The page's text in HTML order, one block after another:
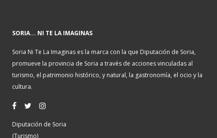
SORIA... NI TE LA IMAGINAS
Soria Ni Te La Imaginas es la marca con la que Diputación de Soria,
promueve la provincia de Soria a través de acciones vinculadas al
turismo, el patrimonio histórico, y natural, la gastronomía, el ocio y la
cultura.
Diputación de Soria
(Turismo)